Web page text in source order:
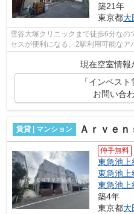
築21年
東京都大
雪谷大塚クリニックまで徒歩6分な
セスが便利になる、2駅利用可能なア
道なので、快適に移動できます。徒
現在空室情報
「インベス
お問い合
賃貸 | マンション Ａｒｖｅ
仲手無料
東急池上
東急池上
東急池上
築4年
東京都大